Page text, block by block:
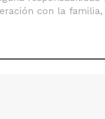
con la